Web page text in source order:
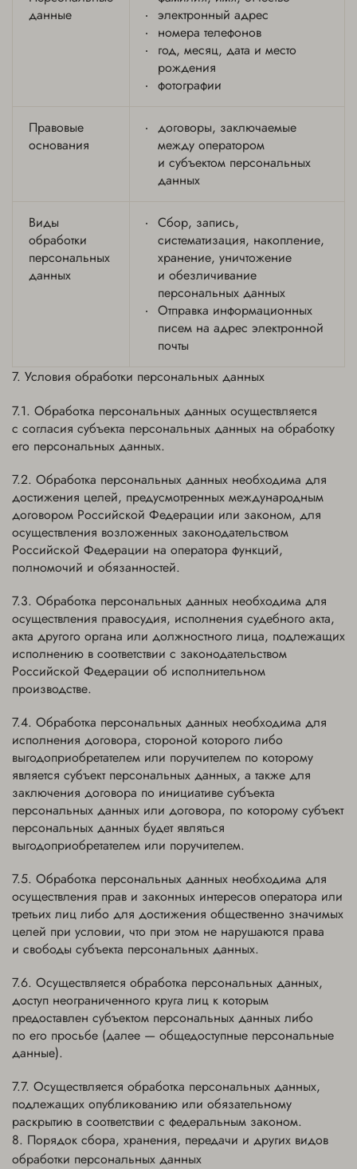
данные
электронный адрес
номера телефонов
год, месяц, дата и место
рождения
фотографии
Правовые
основания
договоры, заключаемые
между оператором
и субъектом персональных
данных
Виды
обработки
персональных
данных
Сбор, запись,
систематизация, накопление,
хранение, уничтожение
и обезличивание
персональных данных
Отправка информационных
писем на адрес электронной
почты
Условия обработки персональных данных
Обработка персональных данных осуществляется
с согласия субъекта персональных данных на обработку
его персональных данных.
Обработка персональных данных необходима для
достижения целей, предусмотренных международным
договором Российской Федерации или законом, для
осуществления возложенных законодательством
Российской Федерации на оператора функций,
полномочий и обязанностей.
Обработка персональных данных необходима для
осуществления правосудия, исполнения судебного акта,
акта другого органа или должностного лица, подлежащих
исполнению в соответствии с законодательством
Российской Федерации об исполнительном
производстве.
Обработка персональных данных необходима для
исполнения договора, стороной которого либо
выгодоприобретателем или поручителем по которому
является субъект персональных данных, а также для
заключения договора по инициативе субъекта
персональных данных или договора, по которому субъект
персональных данных будет являться
выгодоприобретателем или поручителем.
Обработка персональных данных необходима для
осуществления прав и законных интересов оператора или
третьих лиц либо для достижения общественно значимых
целей при условии, что при этом не нарушаются права
и свободы субъекта персональных данных.
Осуществляется обработка персональных данных,
доступ неограниченного круга лиц к которым
предоставлен субъектом персональных данных либо
по его просьбе (далее — общедоступные персональные
данные).
Осуществляется обработка персональных данных,
подлежащих опубликованию или обязательному
раскрытию в соответствии с федеральным законом.
Порядок сбора, хранения, передачи и других видов
обработки персональных данных